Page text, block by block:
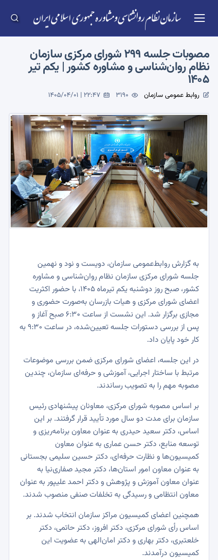
مصوبات جلسه 299 شورای مرکزی سازمان
نظام روان‌شناسی و مشاوره کشور | یکم تیر
1405
روابط عمومی سازمان 3190
1405/04/01 | 22:47
به گزارش روابط‌عمومی سازمان، دویست‌ و نود و نهمین
جلسه شورای مرکزی سازمان نظام روان‌شناسی و مشاوره
کشور، صبح روز دوشنبه یکم تیرماه ۱۴۰۵، با حضور اکثریت
اعضای شورای مرکزی و هیات بازرسان به‌صورت حضوری و
مجازی برگزار شد. این نشست از ساعت ۶:۳۰ صبح آغاز و
پس از بررسی دستورات جلسه تعیین‌شده، در ساعت ۹:۳۰ به
کار خود پایان داد.
در این جلسه، اعضای شورای مرکزی ضمن بررسی موضوعات
مرتبط با ساختار اجرایی، آموزشی و حرفه‌ای سازمان، چندین
مصوبه مهم را به تصویب رساندند.
بر اساس مصوبه شورای مرکزی، معاونان پیشنهادی رئیس
سازمان برای مدت دو سال مورد تأیید قرار گرفتند. بر این
اساس، دکتر سعید حیدری به عنوان معاون برنامه‌ریزی و
توسعه منابع، دکتر حسن عماری به عنوان معاون
کمیسیون‌ها و نظارت حرفه‌ای، دکتر حسین سلیمی بجستانی
به عنوان معاون امور استان‌ها، دکتر مجید صفاری‌نیا به
عنوان معاون آموزش و پژوهش و دکتر احمد علیپور به عنوان
معاون انتظامی و رسیدگی به تخلفات صنفی منصوب شدند.
همچنین اعضای کمیسیون مراکز سازمان انتخاب شدند. بر
اساس رأی شورای مرکزی، دکتر افروز، دکتر حاتمی، دکتر
خلعتبری، دکتر بهاری و دکتر امان‌الهی به عضویت این
کمیسیون درآمدند.